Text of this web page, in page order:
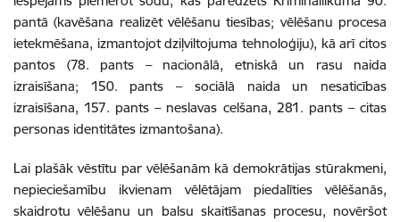
pantā (kavēšana realizēt vēlēšanu tiesības; vēlēšanu procesa
ietekmēšana, izmantojot dziļviltojuma tehnoloģiju), kā arī citos
pantos (78. pants – nacionālā, etniskā un rasu naida
izraisīšana; 150. pants – sociālā naida un nesaticības
izraisīšana, 157. pants – neslavas celšana, 281. pants – citas
personas identitātes izmantošana).
Lai plašāk vēstītu par vēlēšanām kā demokrātijas stūrakmeni,
nepieciešamību ikvienam vēlētājam piedalīties vēlēšanās,
skaidrotu vēlēšanu un balsu skaitīšanas procesu, novēršot